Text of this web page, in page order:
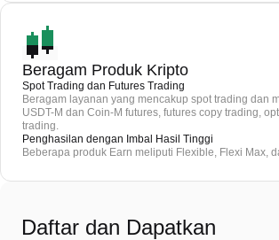
Beragam Produk Kripto
Spot Trading dan Futures Trading
Beragam layanan yang mencakup spot trading dan
USDT-M dan Coin-M futures, futures copy trading,
trading.
Penghasilan dengan Imbal Hasil Tinggi
Beberapa produk Earn meliputi Flexible, Flexi Max,
Daftar dan Dapatkan